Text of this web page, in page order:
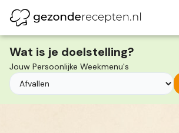
naar
de
inhoud
Wat is je doelstelling?
Jouw Persoonlijke Weekmenu's